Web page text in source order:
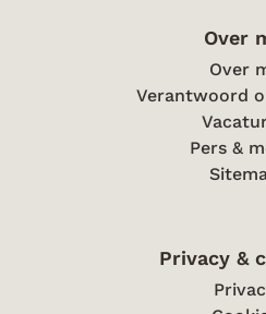
Over
Over
Verantwoord
Pers &
Privacy &